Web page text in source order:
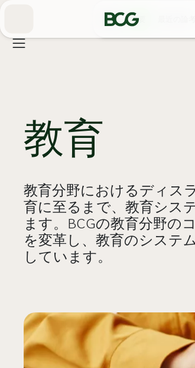
教育 概要
教育
教育分野におけるディス
育に至るまで、教育シス
ます。BCGの教育分野の
を変革し、教育のシステ
しています。